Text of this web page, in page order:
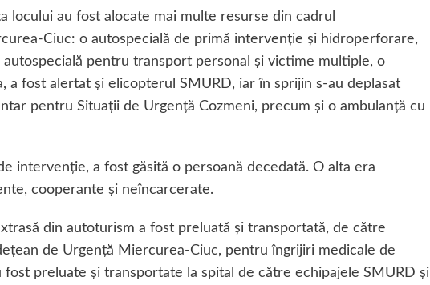
locului au fost alocate mai multe resurse din cadrul
Ciuc: o autospecială de primă intervenţie şi hidroperforare,
pentru transport personal şi victime multiple, o
a fost alertat şi elicopterul SMURD, iar în sprijin s-au deplasat
pentru Situaţii de Urgenţă Cozmeni, precum şi o ambulanţă cu
intervenţie, a fost găsită o persoană decedată. O alta era
cooperante şi neîncarcerate.
din autoturism a fost preluată și transportată, de către
de Urgență Miercurea-Ciuc, pentru îngrijiri medicale de
preluate și transportate la spital de către echipajele SMURD și